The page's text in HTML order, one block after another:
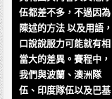
伍都差不多，不過因為
陳述的方法 以及用語，
口說說服力可能就有相
當大的差異。賽程中，
我們與波蘭、澳洲隊
伍、印度隊伍以及巴基